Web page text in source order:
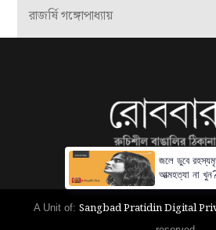
রাজর্ষি গঙ্গোপাধ্যায়
A Unit of: Sangbad Pratidin Digital
জলে ডুবে
আত্মহত্যা না
আসল তথ্য!